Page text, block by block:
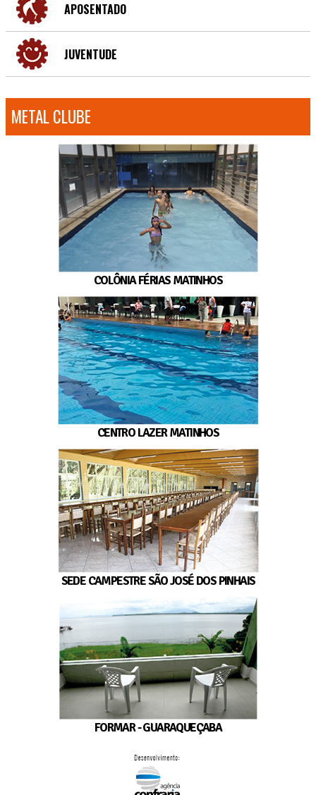
APOSENTADO
JUVENTUDE
METAL CLUBE
COLÔNIA FÉRIAS MATINHOS
CENTRO LAZER MATINHOS
SEDE CAMPESTRE SÃO JOSÉ DOS PINHAIS
FORMAR - GUARAQUEÇABA